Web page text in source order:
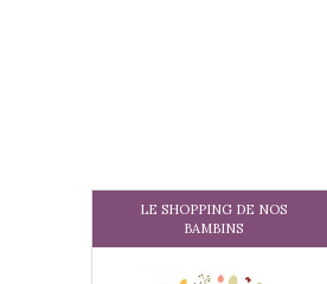
LE SHOPPING DE NOS
BAMBINS